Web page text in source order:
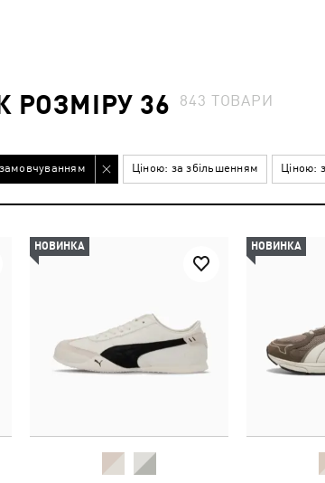
РОЗМІРУ 36 843 ТОВАРИ
Ціною: за збільшенням Ціною:
НОВИНКА НОВИНКА